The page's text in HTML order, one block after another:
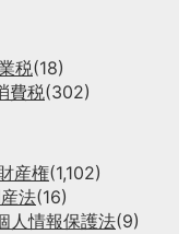
税(18)
費税(302)
産権(1,102)
法(16)
人情報保護法(9)